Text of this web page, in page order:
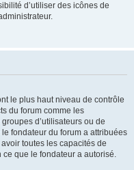
d’utiliser des icônes de
le plus haut niveau de contrôle
du forum comme les
d’utilisateurs ou de
fondateur du forum a attribuées
toutes les capacités de
ce que le fondateur a autorisé.